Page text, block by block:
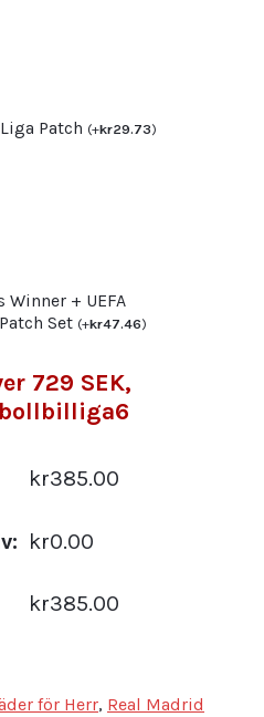
Patch (+kr29.73)
Winner + UEFA
Set (+kr47.46)
729 SEK,
kr385.00
kr0.00
kr385.00
för Herr, Real Madrid